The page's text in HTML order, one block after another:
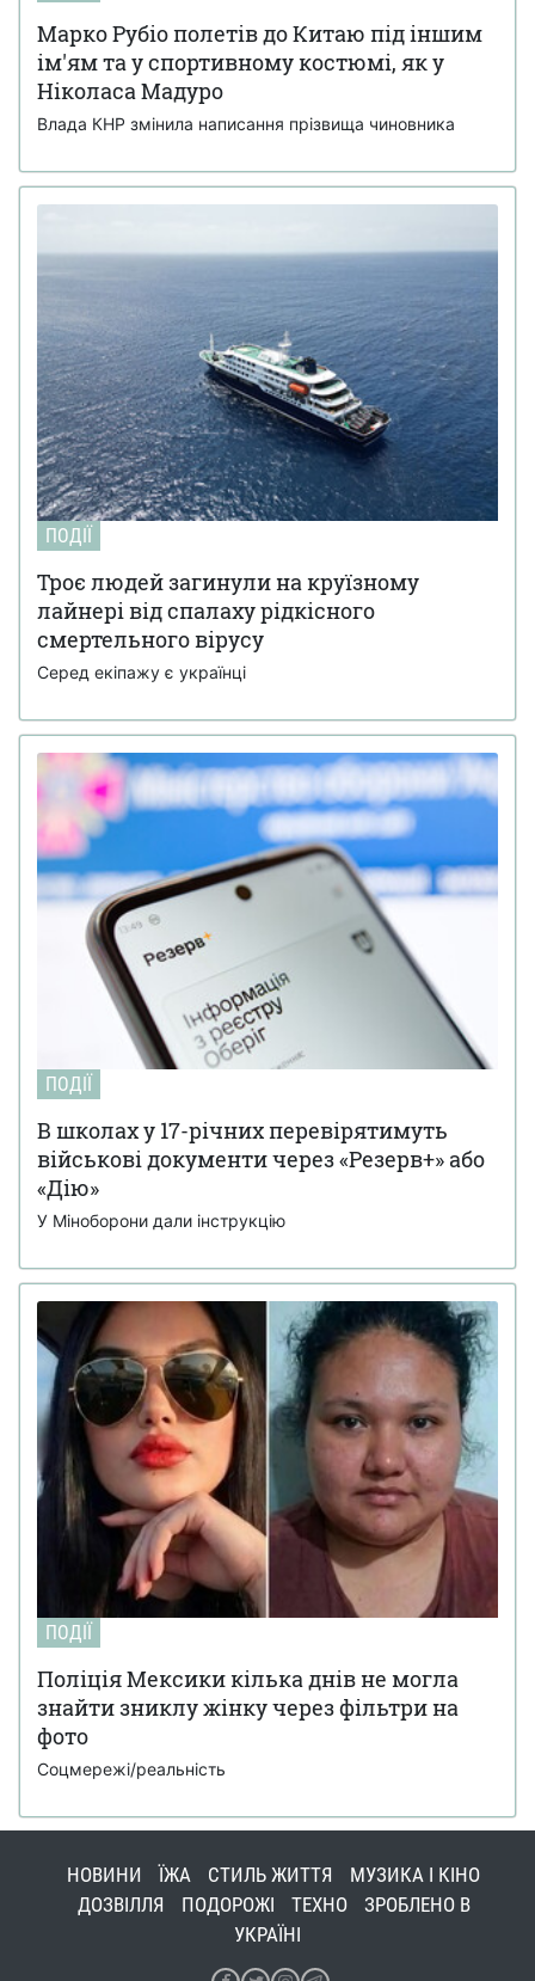
Марко Рубіо полетів до Китаю під іншим
ім'ям та у спортивному костюмі, як у
Ніколаса Мадуро
Влада КНР змінила написання прізвища чиновника
ПОДІЇ
Троє людей загинули на круїзному
лайнері від спалаху рідкісного
смертельного вірусу
Серед екіпажу є українці
ПОДІЇ
В школах у 17-річних перевірятимуть
військові документи через «Резерв+» або
«Дію»
У Міноборони дали інструкцію
ПОДІЇ
Поліція Мексики кілька днів не могла
знайти зниклу жінку через фільтри на
фото
Соцмережі/реальність
НОВИНИ ЇЖА СТИЛЬ ЖИТТЯ
МУЗИКА І КІНО
ДОЗВІЛЛЯ
ПОДОРОЖІ ТЕХНО
ЗРОБЛЕНО В
УКРАЇНІ